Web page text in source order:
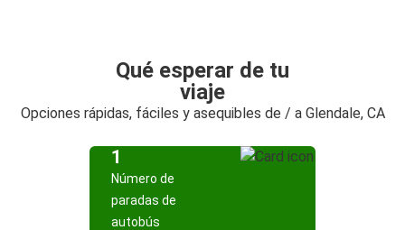
Qué esperar de tu
viaje
Opciones rápidas, fáciles y asequibles de / a Glendale, CA
1
Número de
paradas de
autobús